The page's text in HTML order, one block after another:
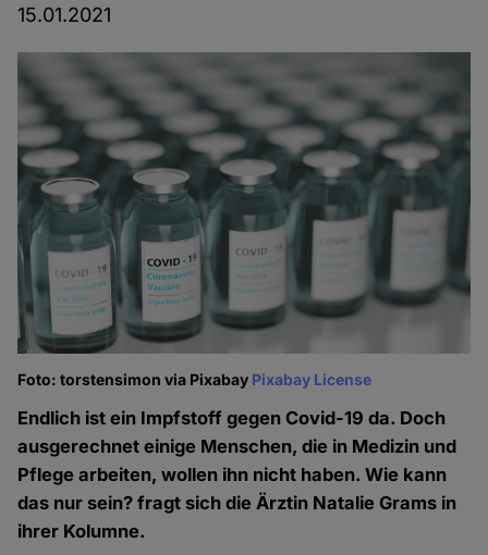
15.01.2021
Foto: torstensimon via Pixabay Pixabay License
Endlich ist ein Impfstoff gegen Covid-19 da. Doch
ausgerechnet einige Menschen, die in Medizin und
Pflege arbeiten, wollen ihn nicht haben. Wie kann
das nur sein? fragt sich die Ärztin Natalie Grams in
ihrer Kolumne.